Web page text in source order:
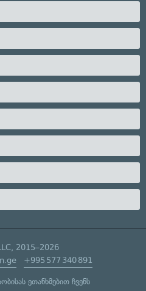
2015–2026
+995 577 340 891
ეთანხმებით ჩვენს